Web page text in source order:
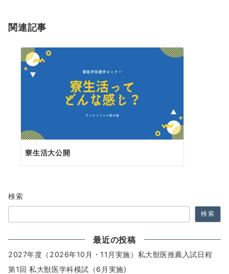
ー
関連記事
寮生活大公開
検索
検索
最近の投稿
2027年度（2026年10月・11月実施）私大獣医推薦入試日程
第1回 私大獣医学科模試（6月実施)